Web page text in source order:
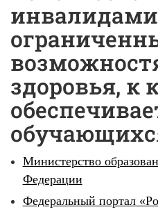
здоровья, к
Министерство
Федерации
Федеральный портал